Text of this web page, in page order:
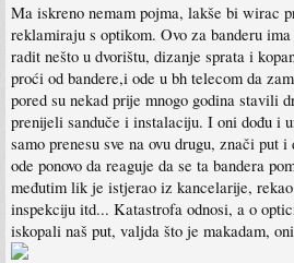
Ma iskreno nemam pojma, lakše bi wirac
reklamiraju s optikom. Ovo za banderu
radit nešto u dvorištu, dizanje sprata i
proći od bandere,i ode u bh telecom da
pored su nekad prije mnogo godina stavili
prenijeli sanduče i instalaciju. I oni dođu i
samo prenesu sve na ovu drugu, znači put
ode ponovo da reaguje da se ta bandera
međutim lik je istjerao iz kancelarije,
inspekciju itd... Katastrofa odnosi, a o
iskopali naš put, valjda što je makadam,